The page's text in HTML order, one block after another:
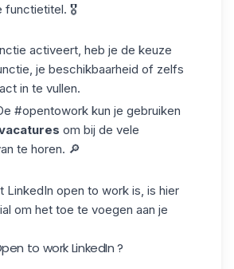
functietitel. 🎖
activeert, heb je de keuze
je beschikbaarheid of zelfs
in te vullen.
#opentowork kun je gebruiken
om bij de vele
te horen. 🔎
LinkedIn open to work is, is hier
om het toe te voegen aan je
to work LinkedIn ?